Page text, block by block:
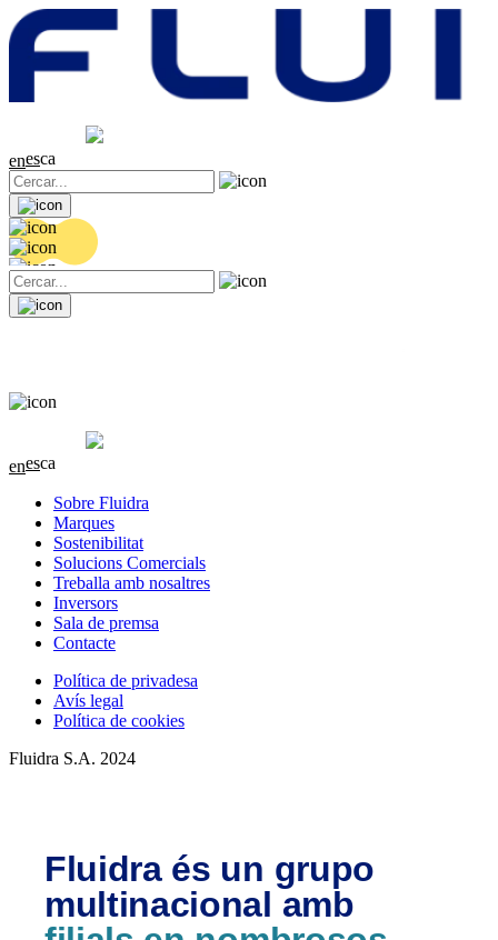
0.04 (+0.2%)
enesca
0.04 (+0.2%)
enesca
Sobre Fluidra
Marques
Sostenibilitat
Solucions Comercials
Treballa amb nosaltres
Inversors
Sala de premsa
Contacte
Política de privadesa
Avís legal
Política de cookies
Fluidra S.A. 2024
Fluidra és un grupo
multinacional amb